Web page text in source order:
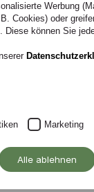
Werbung
Cookies) oder
Diese können Sie
Marketing
Alle ablehnen